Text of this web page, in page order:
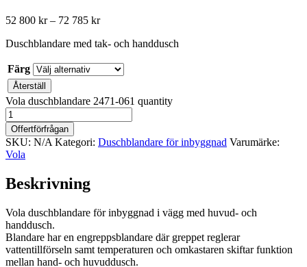
52 800 kr– 72 785 kr
Duschblandare med tak- och handdusch
Färg
Återställ
Vola duschblandare 2471-061 quantity
Offertförfrågan
SKU: N/A Kategori: Duschblandare för inbyggnad Varumärke:
Vola
Beskrivning
Vola duschblandare för inbyggnad i vägg med huvud- och
handdusch.
Blandare har en engreppsblandare där greppet reglerar
vattentillförseln samt temperaturen och omkastaren skiftar funktion
mellan hand- och huvuddusch.